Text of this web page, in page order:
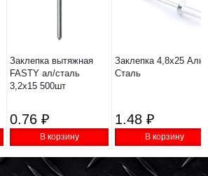
Заклепка вытяжная
FASTY ал/сталь
3,2х15 500шт
0.76 ₽
В корзину
Заклепка 4,8х25
Сталь
1.48 ₽
В корзину